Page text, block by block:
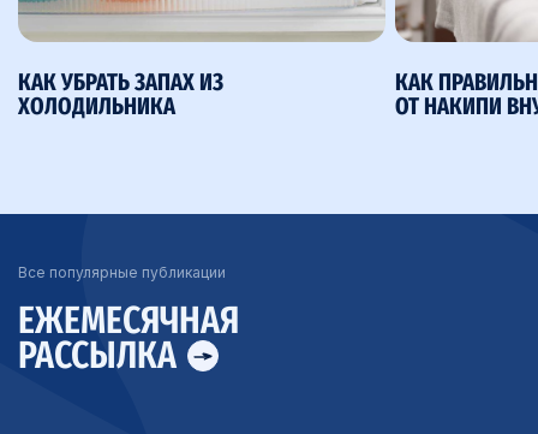
КАК УБРАТЬ ЗАПАХ ИЗ
ХОЛОДИЛЬНИКА
КАК
ОТ НАКИПИ
Все популярные публикации
ЕЖЕМЕСЯЧНАЯ
РАССЫЛКА